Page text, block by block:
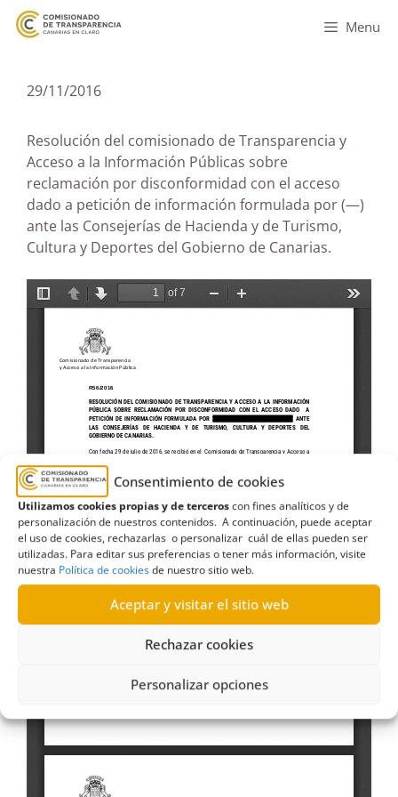
Consentimiento de cookies
Utilizamos cookies propias y de terceroscon fines analíticos y de
personalización de nuestros contenidos. A continuación, puede aceptar
el uso de cookies, rechazarlas o personalizar cuál de ellas pueden ser
utilizadas. Para editar sus preferencias o tener más información, visite
nuestra Política de cookiesde nuestro sitio web.
Aceptar y visitar el sitio web
Rechazar cookies
Personalizar opciones
Menu
29/11/2016
Resolución del comisionado de Transparencia y
Acceso a la Información Públicas sobre
reclamación por disconformidad con el acceso
dado a petición de información formulada por (—)
ante las Consejerías de Hacienda y de Turismo,
Cultura y Deportes del Gobierno de Canarias.